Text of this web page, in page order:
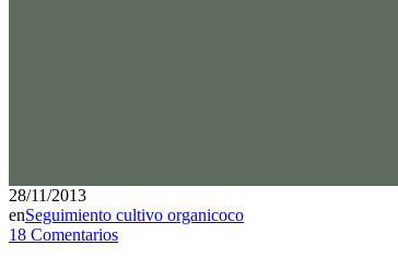
28/11/2013
enSeguimiento cultivo organicoco
18 Comentarios